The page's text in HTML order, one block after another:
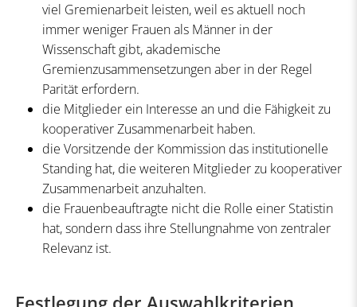
viel Gremienarbeit leisten, weil es aktuell noch
immer weniger Frauen als Männer in der
Wissenschaft gibt, akademische
Gremienzusammensetzungen aber in der Regel
Parität erfordern.
die Mitglieder ein Interesse an und die Fähigkeit zu
kooperativer Zusammenarbeit haben.
die Vorsitzende der Kommission das institutionelle
Standing hat, die weiteren Mitglieder zu kooperativer
Zusammenarbeit anzuhalten.
die Frauenbeauftragte nicht die Rolle einer Statistin
hat, sondern dass ihre Stellungnahme von zentraler
Relevanz ist.